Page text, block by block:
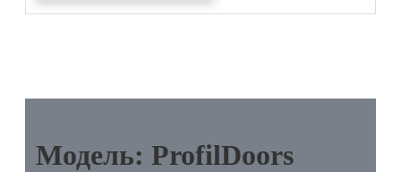
Модель: ProfilDoors